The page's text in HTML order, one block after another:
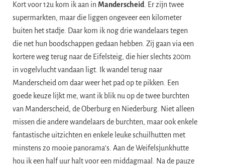
Kort voor 12u kom ik aan in Manderscheid. Er zijn twee
supermarkten, maar die liggen ongeveer een kilometer
buiten het stadje. Daar kom ik nog drie wandelaars tegen
die net hun boodschappen gedaan hebben. Zij gaan via een
kortere weg terug naar de Eifelsteig, die hier slechts 200m
in vogelvlucht vandaan ligt. Ik wandel terug naar
Manderscheid om daar weer het pad op te pikken. Een
goede keuze lijkt me, want ik blik nu op de twee burchten
van Manderscheid, de Oberburg en Niederburg. Niet alleen
missen die andere wandelaars de burchten, maar ook enkele
fantastische uitzichten en enkele leuke schuilhutten met
minstens zo mooie panorama’s. Aan de Weifelsjunkhutte
hou ik een half uur halt voor een middagmaal. Na de pauze